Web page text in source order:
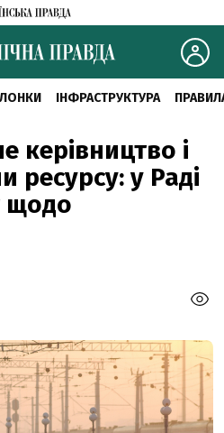
ІНФРАСТРУКТУРА
керівництво і
ресурсу: у Раді
щодо